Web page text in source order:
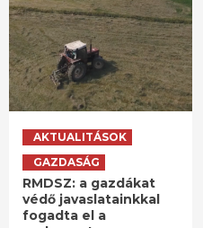
AKTUALITÁSOK
GAZDASÁG
RMDSZ: a gazdákat
védő javaslatainkkal
fogadta el a